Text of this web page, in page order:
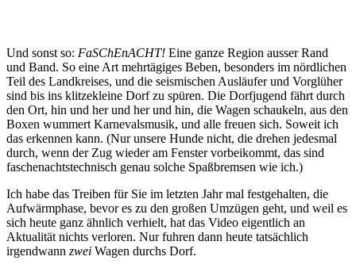
Und sonst so: FaSChEnACHT! Eine ganze Region ausser Rand
und Band. So eine Art mehrtägiges Beben, besonders im nördlichen
Teil des Landkreises, und die seismischen Ausläufer und Vorglüher
sind bis ins klitzekleine Dorf zu spüren. Die Dorfjugend fährt durch
den Ort, hin und her und her und hin, die Wagen schaukeln, aus den
Boxen wummert Karnevalsmusik, und alle freuen sich. Soweit ich
das erkennen kann. (Nur unsere Hunde nicht, die drehen jedesmal
durch, wenn der Zug wieder am Fenster vorbeikommt, das sind
faschenachtstechnisch genau solche Spaßbremsen wie ich.)
Ich habe das Treiben für Sie im letzten Jahr mal festgehalten, die
Aufwärmphase, bevor es zu den großen Umzügen geht, und weil es
sich heute ganz ähnlich verhielt, hat das Video eigentlich an
Aktualität nichts verloren. Nur fuhren dann heute tatsächlich
irgendwann zwei Wagen durchs Dorf.